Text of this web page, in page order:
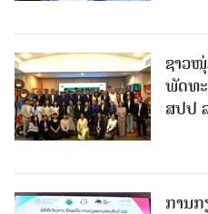
ຊາວ
ພັດທ
ສປປ
ການ